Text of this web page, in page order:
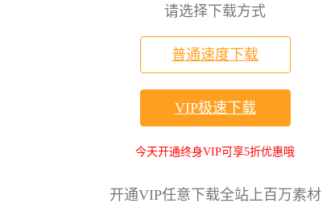
请选择下载方式
普通速度下载
VIP极速下载
今天开通终身VIP可享5折优惠哦
开通VIP任意下载全站上百万素材